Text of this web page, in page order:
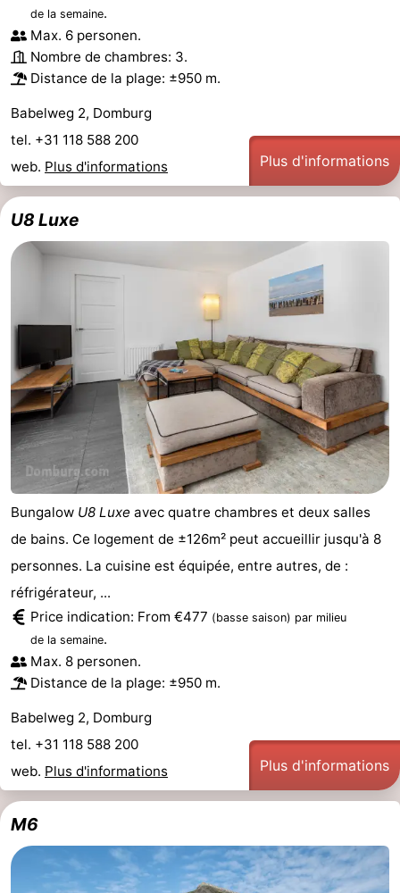
de la semaine.
Max. 6 personen.
Nombre de chambres: 3.
Distance de la plage: ±950 m.
Babelweg 2, Domburg
tel. +31 118 588 200
web. Plus d'informations Plus d'informations
U8 Luxe
Bungalow U8 Luxe avec quatre chambres et deux salles
de bains. Ce logement de ±126m² peut accueillir jusqu'à 8
personnes. La cuisine est équipée, entre autres, de :
réfrigérateur, ...
Price indication: From €477 (basse saison) par milieu
de la semaine.
Max. 8 personen.
Distance de la plage: ±950 m.
Babelweg 2, Domburg
tel. +31 118 588 200
web. Plus d'informations Plus d'informations
M6